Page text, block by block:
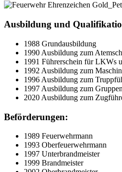
Ausbildung und
1988 Grundausbildung
1990 Ausbildung zum
1991 Führerschein für LKWs
1992 Ausbildung zum
1996 Ausbildung zum
1997 Ausbildung zum
2020 Ausbildung zum
Beförderungen:
1989 Feuerwehrmann
1993 Oberfeuerwehrmann
1997 Unterbrandmeister
1999 Brandmeister